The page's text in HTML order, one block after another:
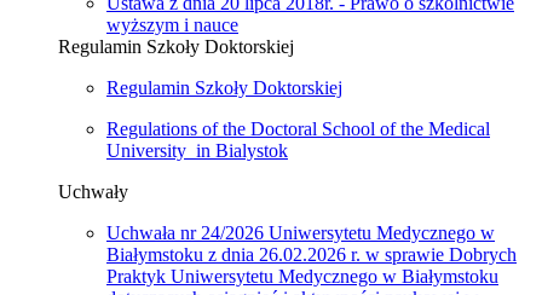
wyższym i nauce
Regulamin Szkoły Doktorskiej
Regulamin Szkoły Doktorskiej
Regulations of the Doctoral School of the Medical
University in Bialystok
Uchwały
Uchwała nr 24/2026 Uniwersytetu Medycznego w
Białymstoku z dnia 26.02.2026 r. w sprawie Dobrych
Praktyk Uniwersytetu Medycznego w Białymstoku